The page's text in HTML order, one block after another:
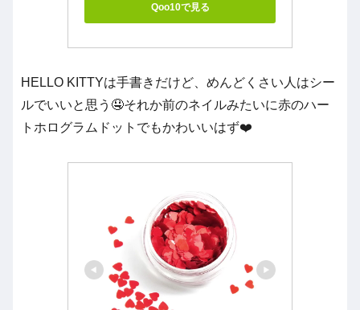
Qoo10で見る
HELLO KITTYは手書きだけど、めんどくさい人はシー
ルでいいと思う🤤それか前のネイルみたいに赤のハー
トホログラムドットでもかわいいはず❤️